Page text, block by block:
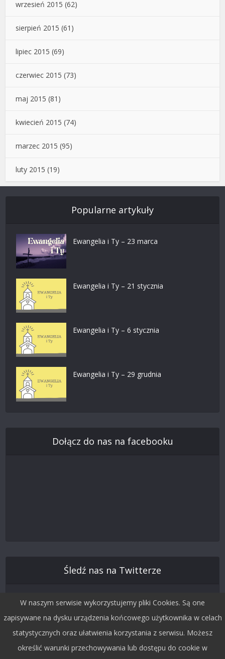
wrzesień 2015 (62)
sierpień 2015 (61)
lipiec 2015 (69)
czerwiec 2015 (73)
maj 2015 (81)
kwiecień 2015 (74)
marzec 2015 (95)
luty 2015 (19)
Popularne artykuły
Ewangelia i Ty – 23 marca
Ewangelia i Ty – 21 stycznia
Ewangelia i Ty – 6 stycznia
Ewangelia i Ty – 29 grudnia
Dołącz do nas na facebooku
Śledź nas na Twitterze
W naszym serwisie wykorzystujemy pliki Cookies. Są one
zapisywane na dysku urządzenia końcowego użytkownika w celach
statystycznych oraz ułatwienia korzystania z serwisu. Możesz
określić warunki przechowywania lub dostępu do cookie w